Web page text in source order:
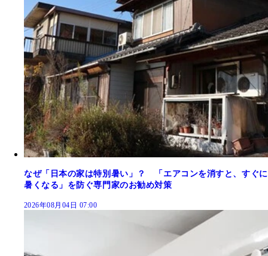
なぜ「日本の家は特別暑い」？ 「エアコンを消すと、すぐに
暑くなる」を防ぐ専門家のお勧め対策
2026年08月04日 07:00